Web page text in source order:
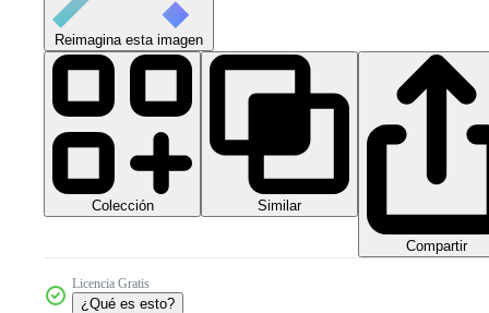
Reimagina esta imagen
Colección Similar
Compartir
Licencia Gratis
¿Qué es esto?